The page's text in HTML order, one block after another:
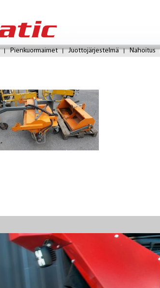
Pienkuormaimet Juottojärjestelmä Nahoitus